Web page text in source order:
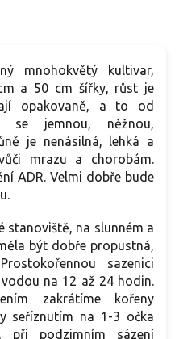
Purpurové květy ladí s
stromkové formě na
mnohokvětý kultivar,
a 50 cm šířky, růst je
opakovaně, a to od
jemnou, něžnou,
je nenásilná, lehká a
mrazu a chorobám.
ADR. Velmi dobře bude
stanoviště, na slunném a
být dobře propustná,
sazenici
na 12 až 24 hodin.
zakrátíme kořeny
seříznutím na 1-3 očka
při podzimním sázení